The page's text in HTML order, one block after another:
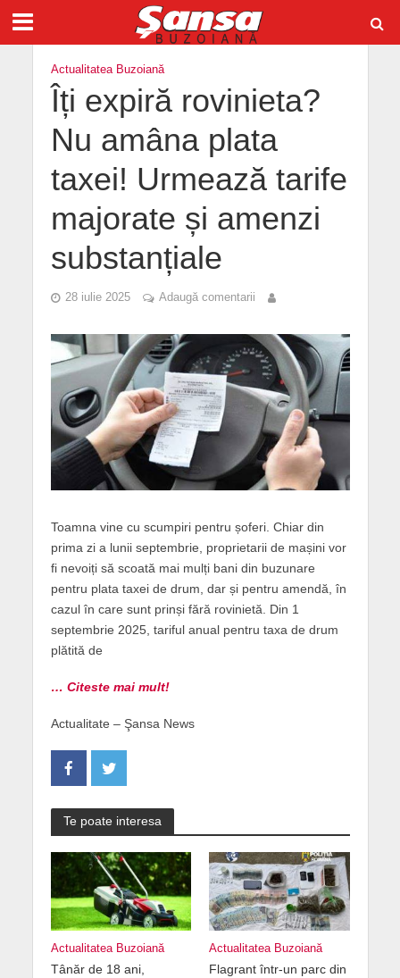
Actualitatea Buzoiană
Îți expiră rovinieta?
Nu amâna plata
taxei! Urmează tarife
majorate și amenzi
substanțiale
28 iulie 2025 Adaugă comentarii
Toamna vine cu scumpiri pentru șoferi. Chiar din
prima zi a lunii septembrie, proprietarii de mașini vor
fi nevoiți să scoată mai mulți bani din buzunare
pentru plata taxei de drum, dar și pentru amendă, în
cazul în care sunt prinși fără rovinietă. Din 1
septembrie 2025, tariful anual pentru taxa de drum
plătită de
… Citeste mai mult!
Actualitate – Şansa News
Te poate interesa
Actualitatea Buzoiană
Tânăr de 18 ani,
Actualitatea Buzoiană
Flagrant într-un parc din